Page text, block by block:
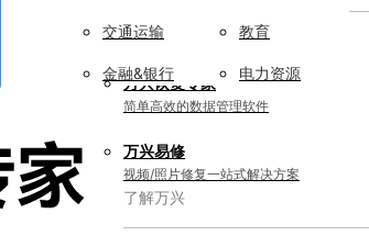
实用工具
万兴恢复专家
简单高效的数据管理软件
万兴易修
视频/照片修复一站式解决方案
了解万兴
交通运输
金融&银行
教育
电力资源